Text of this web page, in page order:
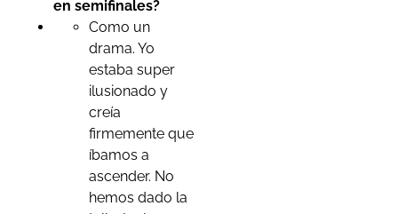
en semifinales?
Como un
drama. Yo
estaba super
ilusionado y
creía
firmemente que
íbamos a
ascender. No
hemos dado la